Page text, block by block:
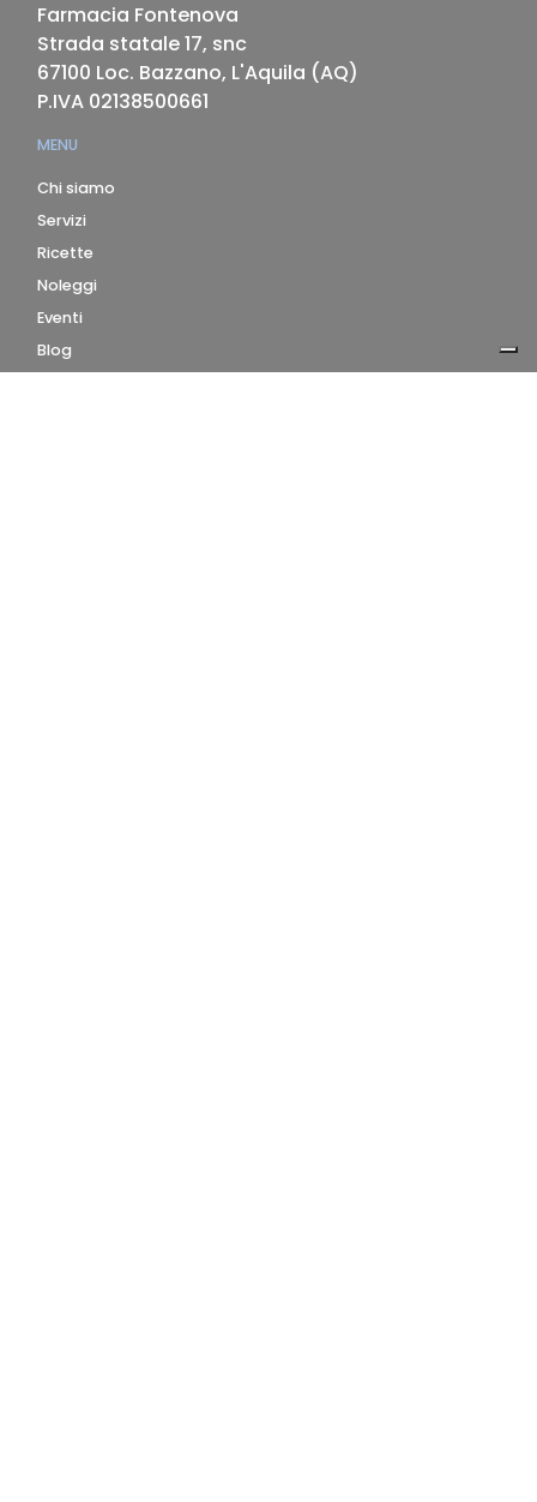
Farmacia Fontenova
Strada statale 17, snc
67100 Loc. Bazzano, L'Aquila (AQ)
P.IVA 02138500661
MENU
Chi siamo
Servizi
Ricette
Noleggi
Eventi
Blog